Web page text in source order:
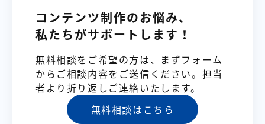
コンテンツ制作のお悩み、
私たちがサポートします！
無料相談をご希望の方は、まずフォーム
からご相談内容をご送信ください。担当
者より折り返しご連絡いたします。
無料相談はこちら